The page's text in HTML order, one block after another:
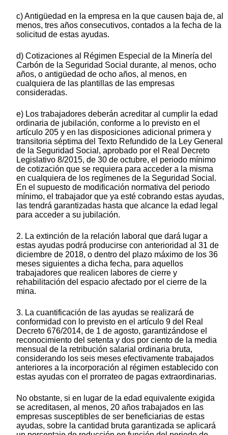
c) Antigüedad en la empresa en la que causen baja de, al
menos, tres años consecutivos, contados a la fecha de la
solicitud de estas ayudas.
d) Cotizaciones al Régimen Especial de la Minería del
Carbón de la Seguridad Social durante, al menos, ocho
años, o antigüedad de ocho años, al menos, en
cualquiera de las plantillas de las empresas
consideradas.
e) Los trabajadores deberán acreditar al cumplir la edad
ordinaria de jubilación, conforme a lo previsto en el
artículo 205 y en las disposiciones adicional primera y
transitoria séptima del Texto Refundido de la Ley General
de la Seguridad Social, aprobado por el Real Decreto
Legislativo 8/2015, de 30 de octubre, el periodo mínimo
de cotización que se requiera para acceder a la misma
en cualquiera de los regímenes de la Seguridad Social.
En el supuesto de modificación normativa del periodo
mínimo, el trabajador que ya esté cobrando estas ayudas,
las tendrá garantizadas hasta que alcance la edad legal
para acceder a su jubilación.
2. La extinción de la relación laboral que dará lugar a
estas ayudas podrá producirse con anterioridad al 31 de
diciembre de 2018, o dentro del plazo máximo de los 36
meses siguientes a dicha fecha, para aquellos
trabajadores que realicen labores de cierre y
rehabilitación del espacio afectado por el cierre de la
mina.
3. La cuantificación de las ayudas se realizará de
conformidad con lo previsto en el artículo 9 del Real
Decreto 676/2014, de 1 de agosto, garantizándose el
reconocimiento del setenta y dos por ciento de la media
mensual de la retribución salarial ordinaria bruta,
considerando los seis meses efectivamente trabajados
anteriores a la incorporación al régimen establecido con
estas ayudas con el prorrateo de pagas extraordinarias.
No obstante, si en lugar de la edad equivalente exigida
se acreditasen, al menos, 20 años trabajados en las
empresas susceptibles de ser beneficiarias de estas
ayudas, sobre la cantidad bruta garantizada se aplicará